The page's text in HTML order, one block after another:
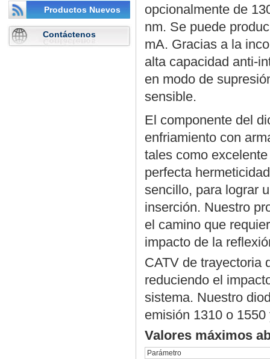
Productos Nuevos
Contáctenos
opcionalmente de
nm. Se puede
mA. Gracias a la
alta capacidad anti-
en modo de
sensible.
El componente del
enfriamiento con
tales como
perfecta
sencillo, para lograr
inserción. Nuestro
el camino que
impacto de la
CATV de trayectoria
reduciendo el
sistema. Nuestro
emisión 1310 o
Valores máximos
Parámetro